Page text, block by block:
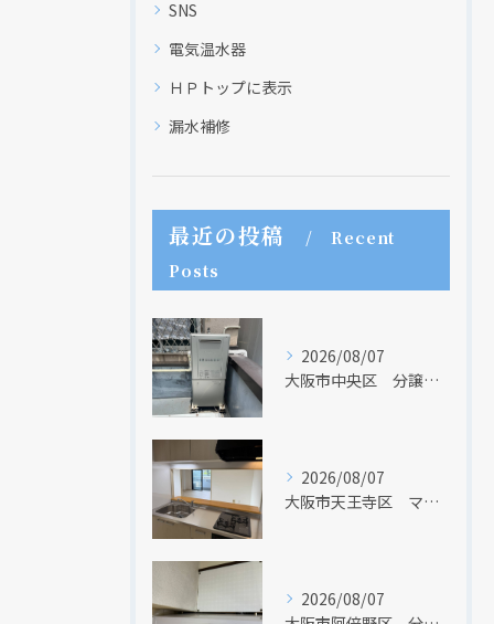
SNS
電気温水器
ＨＰトップに表示
漏水補修
最近の投稿
Recent
Posts
2026/08/07
大阪市中央区 分譲マンションの給湯器取替リフォーム工事 UV除菌機能搭載給湯器
2026/08/07
大阪市天王寺区 マンションのキッチン取替及び内装リフォーム工事 クリナップ
2026/08/07
クリックでチラシのページにジャンプします
クリックでチラシのページにジャンプします